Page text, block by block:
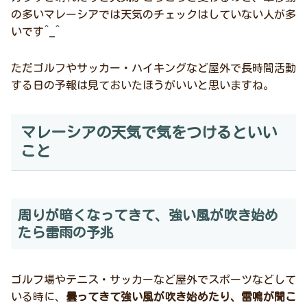
の多いマレーシアでは天気のチェックはしていない人が多
いです^_^
ただゴルフやサッカー・ハイキングなど屋外で長時間活動
する日の予報は見ておいたほうがいいと思いますね。
マレーシアの天気で気をつけるといい
こと
周りが暗くなってきて、強い風が吹き始め
たら雷雨の予兆
ゴルフ場やテニス・サッカーなど屋外でスポーツなどして
いる時に、 曇ってきて強い風が吹き始めたり、雷鳴が聞こ